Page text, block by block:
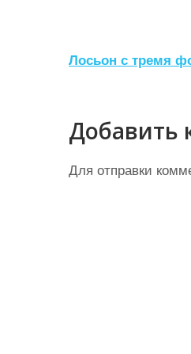
Н
в
и
г
Лосьон с тремя
Добавить
Для отправки